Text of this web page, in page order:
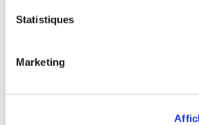
Statistiques
Marketing
Deposit:€1000